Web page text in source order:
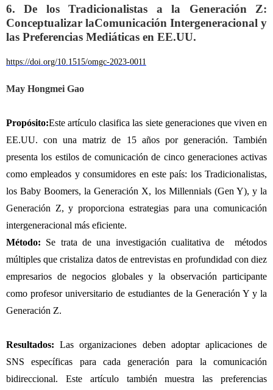
6. De los Tradicionalistas a la Generación Z:
Conceptualizar laComunicación Intergeneracional y
las Preferencias Mediáticas en EE.UU.
https://doi.org/10.1515/omgc-2023-0011
May Hongmei Gao
Propósito:Este artículo clasifica las siete generaciones que viven en
EE.UU. con una matriz de 15 años por generación. También
presenta los estilos de comunicación de cinco generaciones activas
como empleados y consumidores en este país: los Tradicionalistas,
los Baby Boomers, la Generación X, los Millennials (Gen Y), y la
Generación Z, y proporciona estrategias para una comunicación
intergeneracional más eficiente.
Método: Se trata de una investigación cualitativa de métodos
múltiples que cristaliza datos de entrevistas en profundidad con diez
empresarios de negocios globales y la observación participante
como profesor universitario de estudiantes de la Generación Y y la
Generación Z.
Resultados:Las organizaciones deben adoptar aplicaciones de
SNS específicas para cada generación para la comunicación
bidireccional. Este artículo también muestra las preferencias